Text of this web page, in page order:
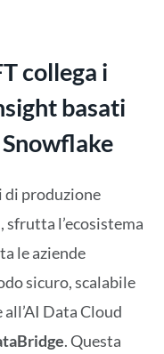
collega i
basati
Snowflake
di produzione
l’ecosistema
le aziende
sicuro, scalabile
Data Cloud
. Questa